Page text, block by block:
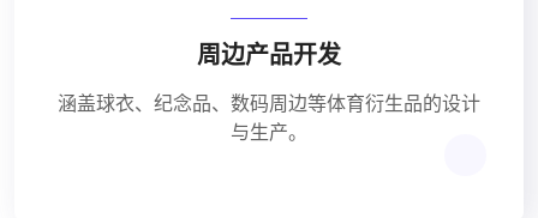
周边产品开发
涵盖球衣、纪念品、数码周边等体育衍生品的设计
与生产。